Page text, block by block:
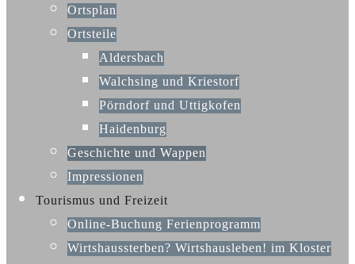
Ortsplan
Ortsteile
Aldersbach
Walchsing und Kriestorf
Pörndorf und Uttigkofen
Haidenburg
Geschichte und Wappen
Impressionen
Tourismus und Freizeit
Online-Buchung Ferienprogramm
Wirtshaussterben? Wirtshausleben! im Kloster